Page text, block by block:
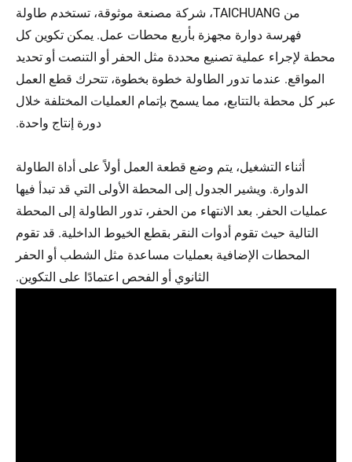
من TAICHUANG، شركة مصنعة موثوقة، تستخدم طاولة
فهرسة دوارة مجهزة بأربع محطات عمل. يمكن تكوين كل
محطة لإجراء عملية تصنيع محددة مثل الحفر أو التنصت أو تحديد
المواقع. عندما تدور الطاولة خطوة بخطوة، تتحرك قطع العمل
عبر كل محطة بالتتابع، مما يسمح بإتمام العمليات المختلفة خلال
دورة إنتاج واحدة.
أثناء التشغيل، يتم وضع قطعة العمل أولاً على أداة الطاولة
الدوارة. ويشير الجدول إلى المحطة الأولى التي قد تبدأ فيها
عمليات الحفر. بعد الانتهاء من الحفر، تدور الطاولة إلى المحطة
التالية حيث تقوم أدوات النقر بقطع الخيوط الداخلية. قد تقوم
المحطات الإضافية بعمليات مساعدة مثل الشطب أو الحفر
الثانوي أو الفحص اعتمادًا على التكوين.